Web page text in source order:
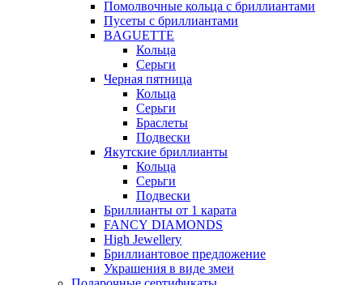
Помолвочные кольца с бриллиантами
Пусеты с бриллиантами
BAGUETTE
Кольца
Серьги
Черная пятница
Кольца
Серьги
Браслеты
Подвески
Якутские бриллианты
Кольца
Серьги
Подвески
Бриллианты от 1 карата
FANCY DIAMONDS
High Jewellery
Бриллиантовое предложение
Украшения в виде змеи